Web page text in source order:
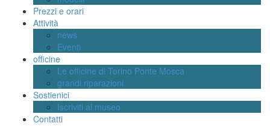
Prezzi e orari
Attività
news
Eventi
officine
Le officine di Torino Ponte Mosca
grandi riparazioni
Sostienici
Iscriviti al museo
Contatti